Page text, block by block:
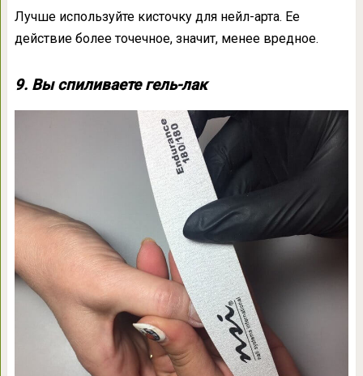
Лучше используйте кисточку для нейл-арта. Ее
действие более точечное, значит, менее вредное.
9. Вы спиливаете гель-лак